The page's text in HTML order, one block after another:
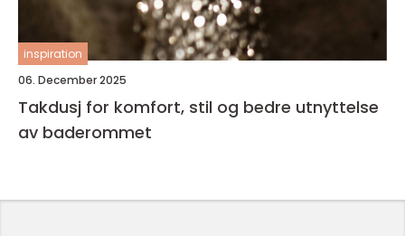
inspiration
06. December 2025
Takdusj for komfort, stil og bedre utnyttelse
av baderommet